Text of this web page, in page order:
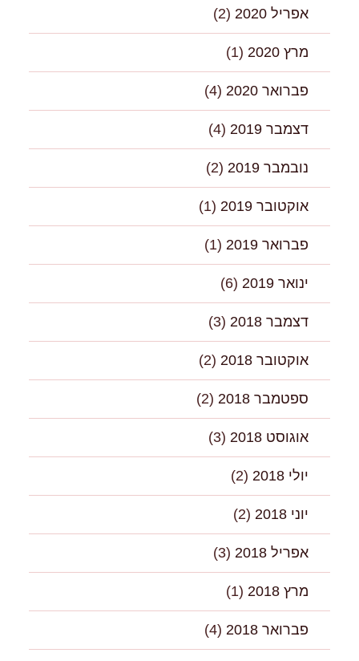
אפריל 2020 (2)
מרץ 2020 (1)
פברואר 2020 (4)
דצמבר 2019 (4)
נובמבר 2019 (2)
אוקטובר 2019 (1)
פברואר 2019 (1)
ינואר 2019 (6)
דצמבר 2018 (3)
אוקטובר 2018 (2)
ספטמבר 2018 (2)
אוגוסט 2018 (3)
יולי 2018 (2)
יוני 2018 (2)
אפריל 2018 (3)
מרץ 2018 (1)
פברואר 2018 (4)